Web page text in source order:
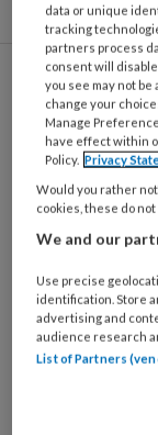
Klinisch
NVVS,
Medische
Bianca van
seksuoloog
Psychiatrie
OLVG.
andere
data or unique
tracking
partners process
consent will
you see may not
change your
Manage
have effect within
Policy. Privacy
Would you rather
cookies, these do
We and our
Use precise
identification. Store
advertising and
audience research
List of Partners